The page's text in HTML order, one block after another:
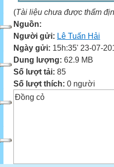
(Tài liệu chưa được thẩm
Nguồn:
Người gửi: Lê Tuấn Hải
Ngày gửi: 15h:35' 23-07-
Dung lượng: 62.9 MB
Số lượt tải: 85
Số lượt thích: 0 người
Đồng cỏ